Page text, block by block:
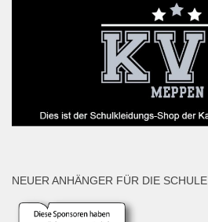
NEUER ANHÄNGER FÜR DIE SCHULE